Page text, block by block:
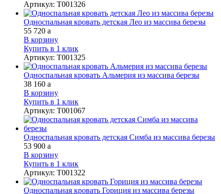
Артикул: Т001326
Односпальная кровать детская Лео из массива березы
55 720 a
В корзину
Купить в 1 клик
Артикул: Т001325
Односпальная кровать Альмерия из массива березы
38 160 a
В корзину
Купить в 1 клик
Артикул: Т001067
Односпальная кровать детская Симба из массива березы
53 900 a
В корзину
Купить в 1 клик
Артикул: Т001322
Односпальная кровать Гориция из массива березы